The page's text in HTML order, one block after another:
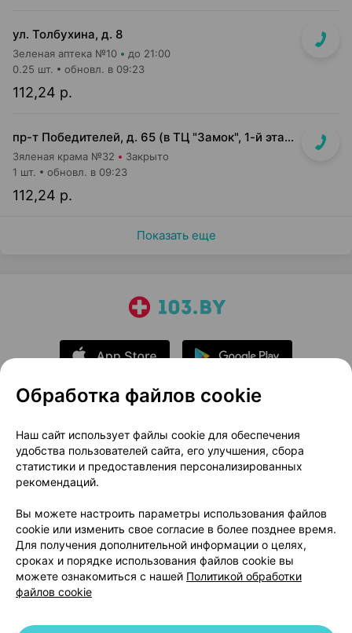
ул. Толбухина, д. 8
Зеленая аптека №10 до 21:00
112,24 р.
0.25 шт. обновл. в 09:23
пр-т Победителей, д. 65 (в ТЦ "Замок", 1-й этаж, "островок")
Зяленая крама №32 Закрыто
112,24 р.
1 шт. обновл. в 09:23
Показать еще
О проекте
Новости проекта
Размещение рекламы
Медицинский маркетинг
Публичный договор
Доставка
Способы оплаты
Вакансии
Партнеры
Написать руководителю 103.by
Написать в поддержку
Персональные настройки Cookie
Обработка файлов cookie
Наш сайт использует файлы cookie для обеспечения
удобства пользователей сайта, его улучшения, сбора
статистики и предоставления персонализированных
рекомендаций.
Вы можете настроить параметры использования файлов
cookie или изменить свое согласие в более позднее время.
Для получения дополнительной информации о целях,
сроках и порядке использования файлов cookie вы
можете ознакомиться с нашей Политикой обработки
файлов cookie